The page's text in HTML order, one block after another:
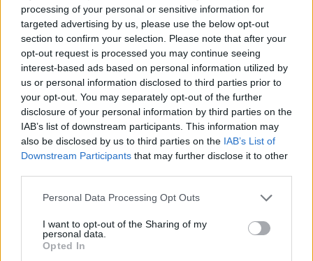
processing of your personal or sensitive information for
targeted advertising by us, please use the below opt-out
section to confirm your selection. Please note that after your
opt-out request is processed you may continue seeing
interest-based ads based on personal information utilized by
us or personal information disclosed to third parties prior to
your opt-out. You may separately opt-out of the further
disclosure of your personal information by third parties on the
IAB’s list of downstream participants. This information may
also be disclosed by us to third parties on the IAB’s List of
Downstream Participants that may further disclose it to other
Please note that this website/app uses one or more Google
not limited to your visit or usage behaviour. You may click to
grant or deny consent to Google and its third-party tags to
use your data for below specified purposes in below Google
Personal Data Processing Opt Outs
I want to opt-out of the Sharing of my
personal data.
Opted In
digitális műsorszórási tevékenység miatt
bekerült a cég a kibervédelmi törvény hatálya
alá. „A megfelelés rendkívül drága és bonyolult,
míg a serpenyő másik mérlegében becslésünk
szerint alig pár száz néző lehet. Pontos adatunk
nincs” – jegyezte meg Póré a Mecseki Müzlinek,
hozzátéve azt is, hogy a technikai költségek is
jelentős tételt tesznek ki.